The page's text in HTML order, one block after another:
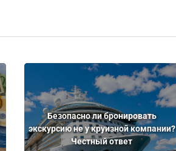
Безопасно ли бронировать
экскурсию не у круизной компании?
Честный ответ